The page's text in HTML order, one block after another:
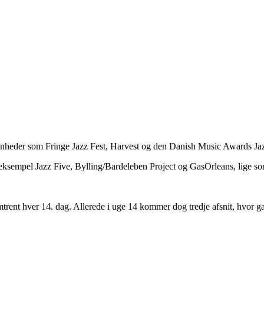
som Fringe Jazz Fest, Harvest og den Danish Music Awards
Jazz Five, Bylling/Bardeleben Project og GasOrleans, lige
hver 14. dag. Allerede i uge 14 kommer dog tredje afsnit, hvor